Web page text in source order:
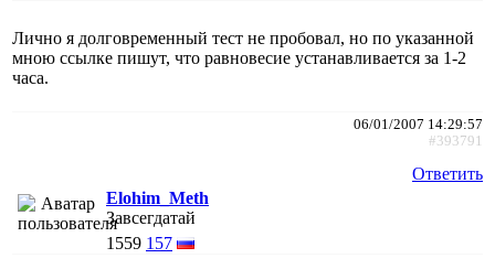
Лично я долговременный тест не пробовал, но по указанной
мною ссылке пишут, что равновесие устанавливается за 1-2
часа.
06/01/2007 14:29:57
#393791
Ответить
Elohim_Meth
Завсегдатай
1559 157